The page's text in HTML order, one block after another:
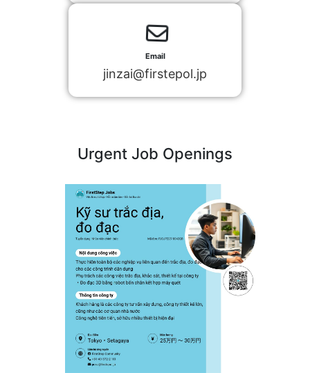
Email
jinzai@firstepol.jp
Urgent Job Openings